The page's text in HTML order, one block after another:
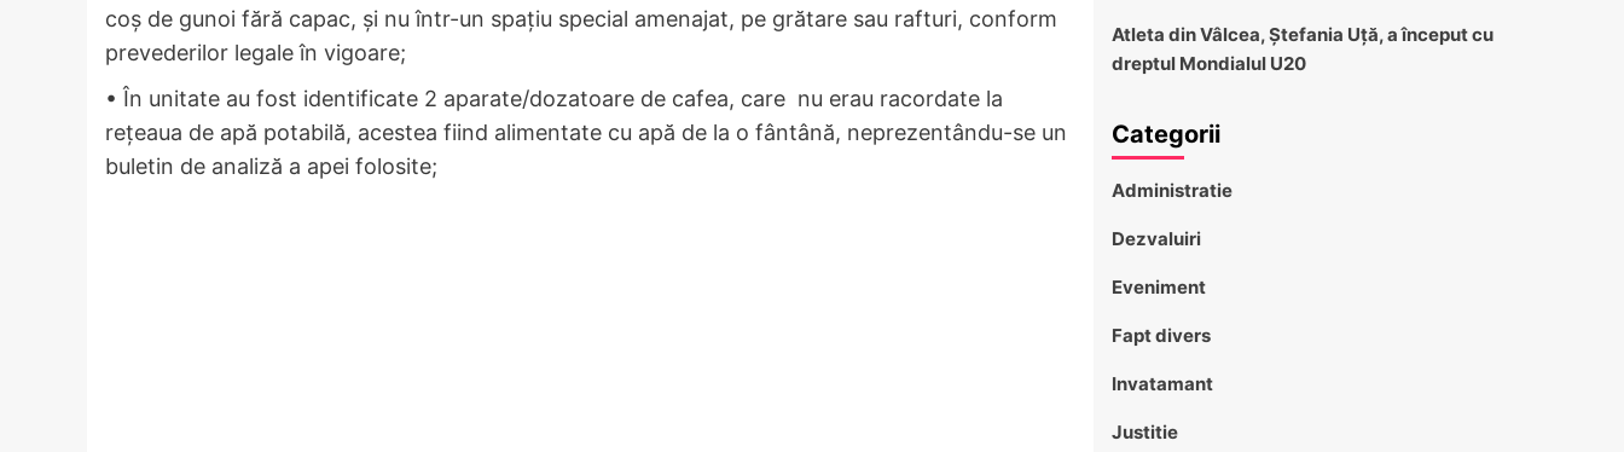
coș de gunoi fără capac, și nu într-un spațiu special amenajat, pe grătare sau rafturi, conform
prevederilor legale în vigoare;
• În unitate au fost identificate 2 aparate/dozatoare de cafea, care nu erau racordate la
rețeaua de apă potabilă, acestea fiind alimentate cu apă de la o fântână, neprezentându-se un
buletin de analiză a apei folosite;
Atleta din Vâlcea, Ștefania Uță, a început cu
dreptul Mondialul U20
Categorii
Administratie
Dezvaluiri
Eveniment
Fapt divers
Invatamant
Justitie